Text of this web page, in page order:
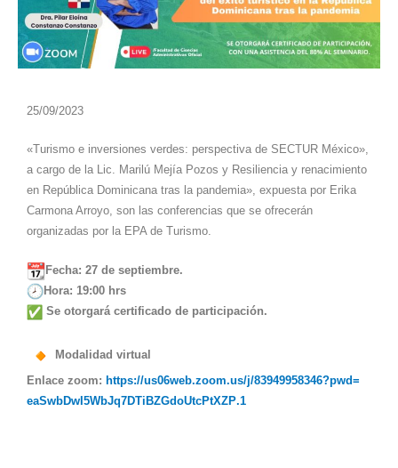
25/09/2023
«Turismo e inversiones verdes: perspectiva de SECTUR México»,
a cargo de la Lic. Marilú Mejía Pozos y Resiliencia y renacimiento
en República Dominicana tras la pandemia», expuesta por Erika
Carmona Arroyo, son las conferencias que se ofrecerán
organizadas por la EPA de Turismo.
Fecha: 27 de septiembre.
Hora: 19:00 hrs
Se otorgará certificado de participación.
Modalidad virtual
Enlace zoom: https://us06web.zoom.us/j/83949958346?pwd=
eaSwbDwI5WbJq7DTiBZGdoUtcPtXZP.1